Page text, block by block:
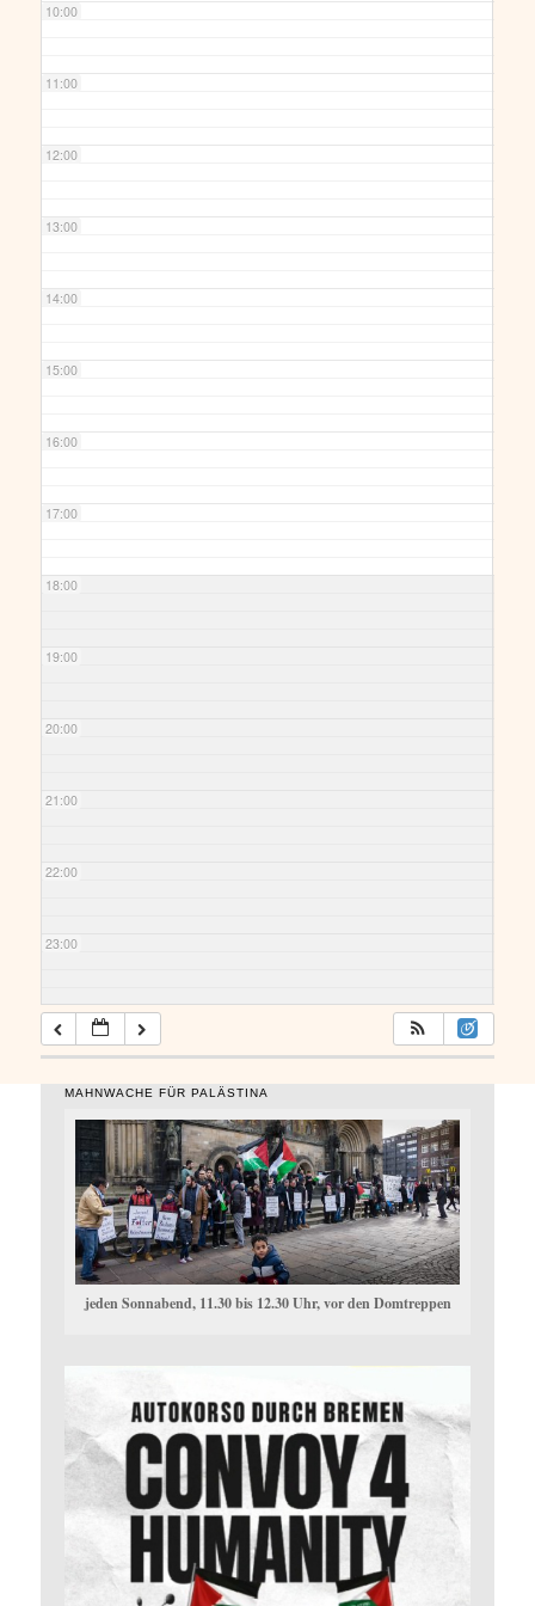
10:00
11:00
12:00
13:00
14:00
15:00
16:00
17:00
18:00
19:00
20:00
21:00
22:00
23:00
MAHNWACHE FÜR PALÄSTINA
jeden Sonnabend, 11.30 bis 12.30 Uhr, vor den Domtreppen